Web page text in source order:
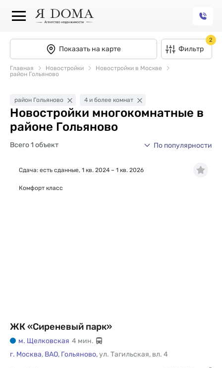
Показать на карте Фильтр
2
Главная Новостройки
Новостройки в Москве
район Гольяново
район Гольяново 4 и более комнат
Новостройки многокомнатные в
районе Гольяново
Всего 1 объект По популярности
ЖК «Сиреневый парк»
м. Щелковская 4 мин.
г. Москва, ВАО, Гольяново,ул. Тагильская, вл. 4
Сдача: есть сданные, 1 кв. 2024 – 1 кв. 2026
Комфорт класс